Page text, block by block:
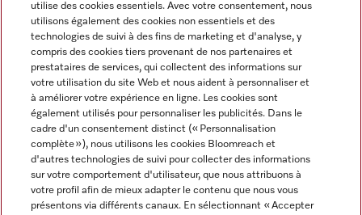
Langue
FRANCAIS
Miele sur Instagram
Miele sur Youtube
utilise des cookies essentiels. Avec votre consentement, nous
utilisons également des cookies non essentiels et des
technologies de suivi à des fins de marketing et d'analyse, y
compris des cookies tiers provenant de nos partenaires et
prestataires de services, qui collectent des informations sur
votre utilisation du site Web et nous aident à personnaliser et
à améliorer votre expérience en ligne. Les cookies sont
également utilisés pour personnaliser les publicités. Dans le
cadre d'un consentement distinct (« Personnalisation
complète »), nous utilisons les cookies Bloomreach et
d'autres technologies de suivi pour collecter des informations
sur votre comportement d'utilisateur, que nous attribuons à
votre profil afin de mieux adapter le contenu que nous vous
présentons via différents canaux. En sélectionnant « Accepter